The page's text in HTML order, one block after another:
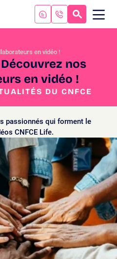
en vidéo !
Découvrez nos
en vidéo !
DU CNFCE
passionnés qui forment le
CNFCE Life.